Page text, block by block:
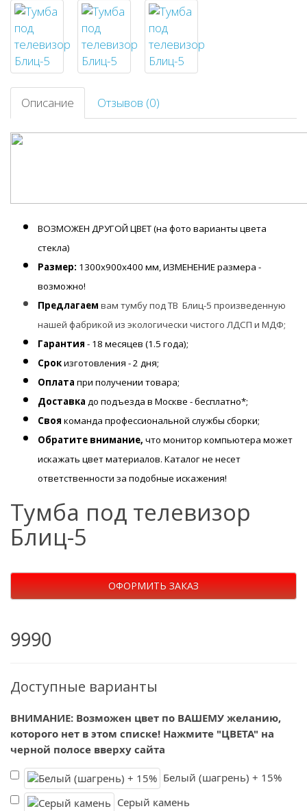
Описание Отзывов (0)
ВОЗМОЖЕН ДРУГОЙ ЦВЕТ (на фото варианты цвета
стекла)
Размер: 1300х900х400 мм, ИЗМЕНЕНИЕ размера -
возможно!
Предлагаем вам тумбу под ТВ Блиц-5 произведенную
нашей фабрикой из экологически чистого ЛДСП и МДФ;
Гарантия - 18 месяцев (1.5 года);
Срокизготовления - 2 дня;
Оплата при получении товара;
Доставка до подъезда в Москве - бесплатно*;
Своя команда профессиональной службы сборки;
Обратите внимание, что монитор компьютера может
искажать цвет материалов. Каталог не несет
ответственности за подобные искажения!
Тумба под телевизор
Блиц-5
ОФОРМИТЬ ЗАКАЗ
9990
Доступные варианты
ВНИМАНИЕ: Возможен цвет по ВАШЕМУ желанию,
которого нет в этом списке! Нажмите "ЦВЕТА" на
черной полосе вверху сайта
Белый (шагрень) + 15%
Серый камень